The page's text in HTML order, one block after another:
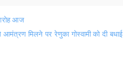
आज
मिलने पर रेणुका गोस्वामी को दी बधाई